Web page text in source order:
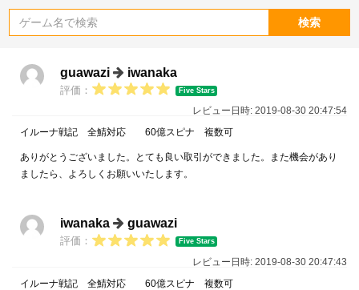
検索
guawazi iwanaka
評価： Five Stars
レビュー日時: 2019-08-30 20:47:54
イルーナ戦記 全鯖対応 60億スピナ 複数可
ありがとうございました。とても良い取引ができました。また機会があり
ましたら、よろしくお願いいたします。
iwanaka guawazi
評価： Five Stars
レビュー日時: 2019-08-30 20:47:43
イルーナ戦記 全鯖対応 60億スピナ 複数可